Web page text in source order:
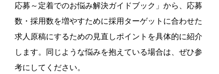
応募～定着でのお悩み解決ガイドブック」から、応募
数・採用数を増やすために採用ターゲットに合わせた
求人原稿にするための見直しポイントを具体的に紹介
します。同じような悩みを抱えている場合は、ぜひ参
考にしてください。